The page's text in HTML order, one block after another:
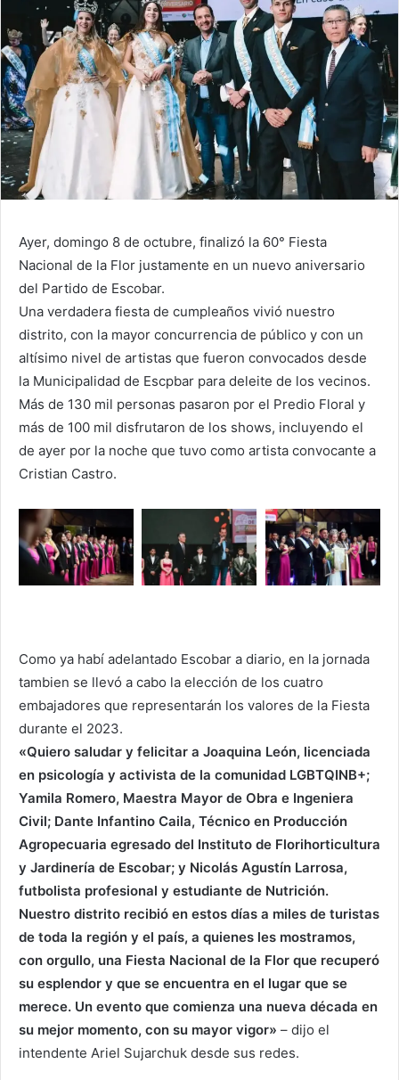
Ayer, domingo 8 de octubre, finalizó la 60° Fiesta
Nacional de la Flor justamente en un nuevo aniversario
del Partido de Escobar.
Una verdadera fiesta de cumpleaños vivió nuestro
distrito, con la mayor concurrencia de público y con un
altísimo nivel de artistas que fueron convocados desde
la Municipalidad de Escpbar para deleite de los vecinos.
Más de 130 mil personas pasaron por el Predio Floral y
más de 100 mil disfrutaron de los shows, incluyendo el
de ayer por la noche que tuvo como artista convocante a
Cristian Castro.
Como ya habí adelantado Escobar a diario, en la jornada
tambien se llevó a cabo la elección de los cuatro
embajadores que representarán los valores de la Fiesta
durante el 2023.
«Quiero saludar y felicitar a Joaquina León, licenciada
en psicología y activista de la comunidad LGBTQINB+;
Yamila Romero, Maestra Mayor de Obra e Ingeniera
Civil; Dante Infantino Caila, Técnico en Producción
Agropecuaria egresado del Instituto de Florihorticultura
y Jardinería de Escobar; y Nicolás Agustín Larrosa,
futbolista profesional y estudiante de Nutrición.
Nuestro distrito recibió en estos días a miles de turistas
de toda la región y el país, a quienes les mostramos,
con orgullo, una Fiesta Nacional de la Flor que recuperó
su esplendor y que se encuentra en el lugar que se
merece. Un evento que comienza una nueva década en
su mejor momento, con su mayor vigor» – dijo el
intendente Ariel Sujarchuk desde sus redes.